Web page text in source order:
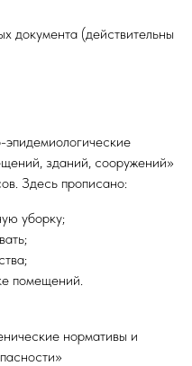
документа (действительны
зданий, сооружений»
Здесь прописано:
уборку;
помещений.
нормативы и